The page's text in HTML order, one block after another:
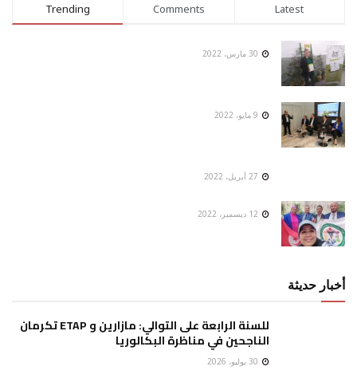
Trending Comments Latest
30 مارس، 2022
9 مايو، 2022
27 أبريل، 2022
12 ديسمبر، 2022
أخبار حديثة
للسنة الرابعة على التوالي: مازارين و ETAP تكرمان
الناجحين في مناظرة البكالوريا
30 يوليو، 2026